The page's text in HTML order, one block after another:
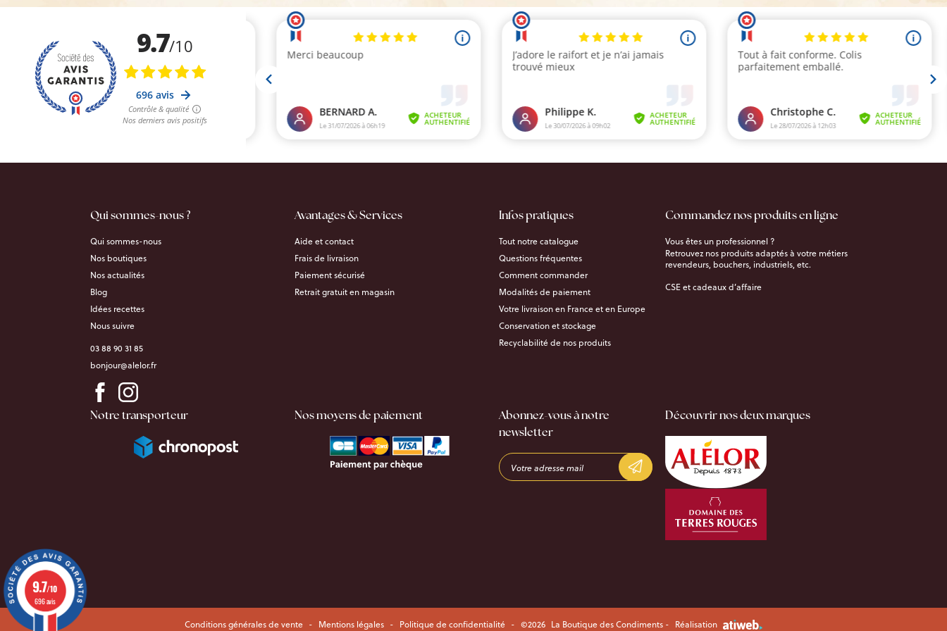
Qui sommes-nous ?
Qui sommes-nous
Nos boutiques
Nos actualités
Blog
Idées recettes
Nous suivre
03 88 90 31 85
bonjour@alelor.fr
Avantages & Services
Aide et contact
Frais de livraison
Paiement sécurisé
Retrait gratuit en magasin
Infos pratiques
Tout notre catalogue
Questions fréquentes
Comment commander
Modalités de paiement
Votre livraison en France et en Europe
Conservation et stockage
Recyclabilité de nos produits
Commandez nos produits en ligne
Vous êtes un professionnel ?
Retrouvez nos produits adaptés à votre métiers
revendeurs, bouchers, industriels, etc.
CSE et cadeaux d’affaire
Notre transporteur Nos moyens de paiement
Abonnez-vous à notre
newsletter
Découvrir nos deux marques
Conditions générales de vente - Mentions légales - Politique de confidentialité - ©2026 La Boutique des Condiments - Réalisation
9.7/10
696 avis